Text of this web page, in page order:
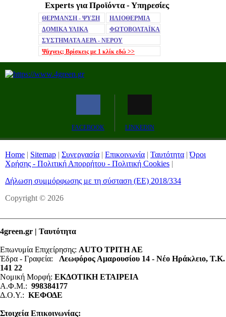
MuteExperts για Προϊόντα - Υπηρεσίες
ΘΕΡΜΑΝΣΗ - ΨΥΞΗ
ΗΛΙΟΘΕΡΜΙΑ
ΔΟΜΙΚΑ ΥΛΙΚΑ
ΦΩΤΟΒΟΛΤΑΪΚΑ
ΣΥΣΤΗΜΑΤΑ ΑΕΡΑ - ΝΕΡΟΥ
Ψάχνεις; Βρίσκεις με 1 κλίκ εδώ >>
FACEBOOK LINKEDIN
Home | Sitemap | Συνεργασία | Επικοινωνία | Ταυτότητα |Όροι
Χρήσης - Πολιτική Απορρήτου - Πολιτική Cookies |
Δήλωση συμμόρφωσης με τη σύσταση (ΕΕ) 2018/334
Copyright © 2026
4green.gr | Ταυτότητα
Επωνυμία Επιχείρησης: AUTO ΤΡΙΤΗ ΑΕ
Έδρα - Γραφεία: Λεωφόρος Αμαρουσίου 14 - Νέο Ηράκλειο, Τ.Κ.
141 22
Νομική Μορφή: ΕΚΔΟΤΙΚΗ ΕΤΑΙΡΕΙΑ
Α.Φ.Μ.: 998384177
Δ.Ο.Υ.: ΚΕΦΟΔΕ
Στοιχεία Επικοινωνίας: